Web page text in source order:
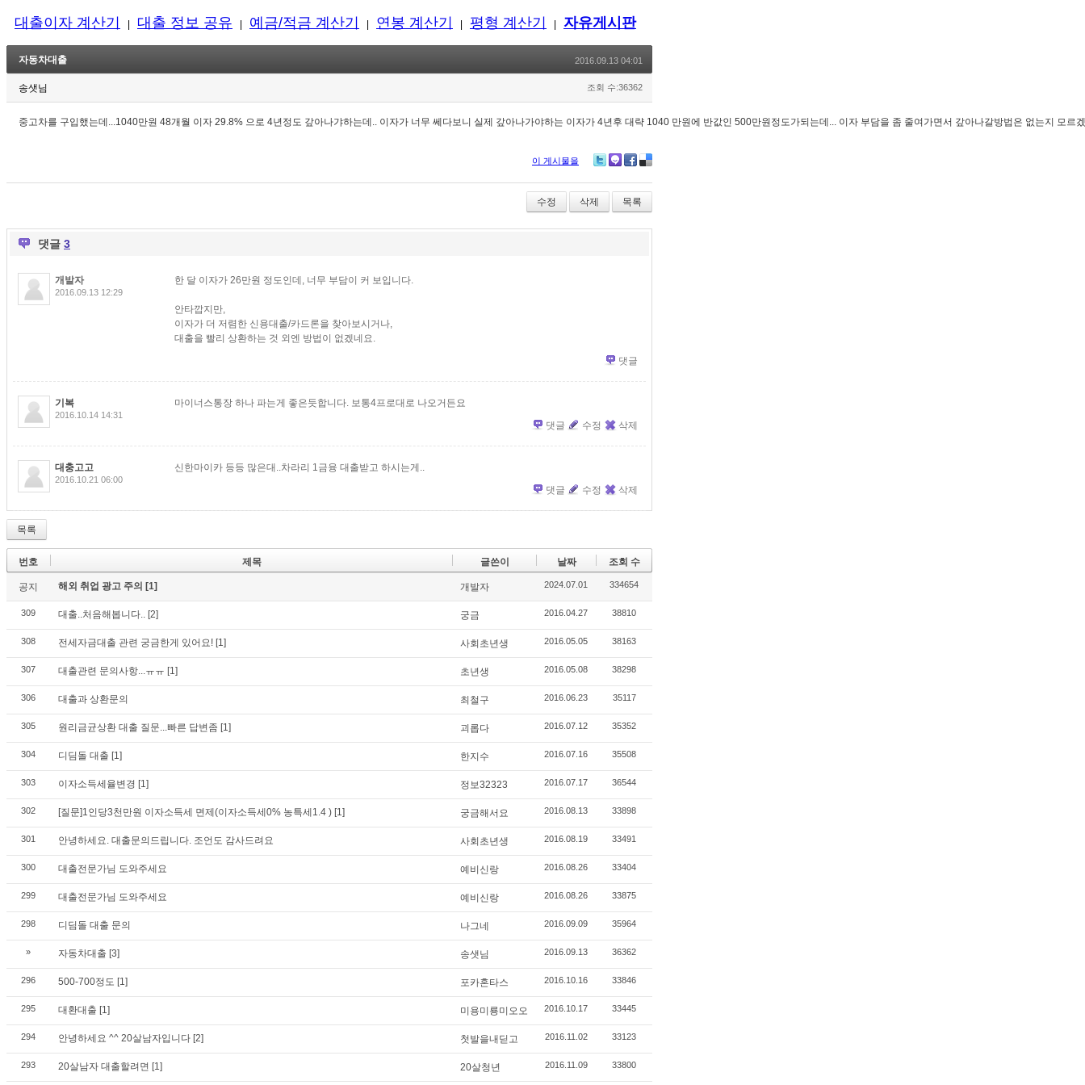
대출이자 계산기 대출 정보 공유 예금/적금 계산기 연봉 계산기 평형 계산기 자유게시판
자동차대출 2016.09.13 04:01
송샛님 조회 수:36362
중고차를 구입했는데...1040만원 48개월 이자 29.8% 으로 4년정도 갚아나갸하는데.. 이자가 너무 쎄다보니 실제 갚아나가야하는 이자가 4년후 대략 1040 만원에 반값인 500만원정도가되는데... 이자 부담을 좀 줄여가면서 갚아나갈방법은 없는지
이 게시물을
수정 삭제 목록
댓글 3
개발자
2016.09.13 12:29
한 달 이자가 26만원 정도인데, 너무 부담이 커 보입니다.
안타깝지만,
이자가 더 저렴한 신용대출/카드론을 찾아보시거나,
대출을 빨리 상환하는 것 외엔 방법이 없겠네요.
댓글
기복
2016.10.14 14:31
마이너스통장 하나 파는게 좋은듯합니다. 보통4프로대로 나오거든요
댓글
수정 삭제
대충고고
2016.10.21 06:00
신한마이카 등등 많은대..차라리 1금융 대출받고 하시는게..
댓글
수정 삭제
목록
번호 제목 글쓴이 날짜 조회 수
공지 해외 취업 광고 주의 [1] 개발자 2024.07.01 334654
309 대출..처음해봅니다.. [2] 궁금 2016.04.27 38810
308 전세자금대출 관련 궁금한게 있어요! [1] 사회초년생 2016.05.05 38163
307 대출관련 문의사항...ㅠㅠ [1] 초년생 2016.05.08 38298
306 대출과 상환문의 최철구 2016.06.23 35117
305 원리금균상환 대출 질문...빠른 답변좀 [1] 괴롭다 2016.07.12 35352
304 디딤돌 대출 [1] 한지수 2016.07.16 35508
303 이자소득세율변경 [1] 정보32323 2016.07.17 36544
302 [질문]1인당3천만원 이자소득세 면제(이자소득세0% 농특세1.4 ) [1] 궁금해서요 2016.08.13 33898
301 안녕하세요. 대출문의드립니다. 조언도 감사드려요 사회초년생 2016.08.19 33491
300 대출전문가님 도와주세요 예비신랑 2016.08.26 33404
299 대출전문가님 도와주세요 예비신랑 2016.08.26 33875
298 디딤돌 대출 문의 나그네 2016.09.09 35964
» 자동차대출 [3] 송샛님 2016.09.13 36362
296 500-700정도 [1] 포카혼타스 2016.10.16 33846
295 대환대출 [1] 미용미룡미오오 2016.10.17 33445
294 안녕하세요 ^^ 20살남자입니다 [2] 첫발을내딛고 2016.11.02 33123
293 20살남자 대출할려면 [1] 20살청년 2016.11.09 33800